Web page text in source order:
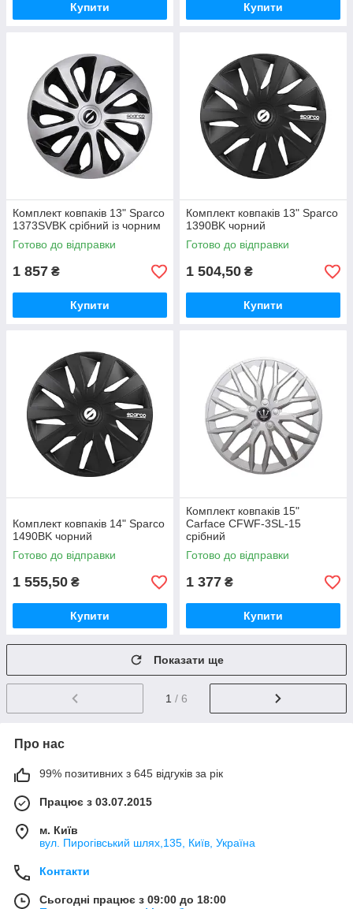
Купити Купити
Комплект ковпаків 13" Sparco
1373SVBK срібний із чорним
Готово до відправки
1 857 ₴
Купити
Комплект ковпаків 13" Sparco
1390BK чорний
Готово до відправки
1 504,50 ₴
Купити
Комплект ковпаків 14" Sparco
1490BK чорний
Готово до відправки
1 555,50 ₴
Купити
Комплект ковпаків 15"
Carface CFWF-3SL-15
срібний
Готово до відправки
1 377 ₴
Купити
Показати ще
1 / 6
Про нас
99% позитивних з 645 відгуків за рік
Працює з 03.07.2015
м. Київ
вул. Пирогівський шлях,135, Київ, Україна
Контакти
Сьогодні працює з 09:00 до 18:00